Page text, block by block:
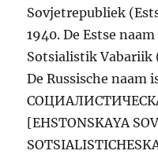
Sovjetrepubliek
1940. De Estse
Sotsialistik Vabariik
De Russische
[EHSTONSKAYA